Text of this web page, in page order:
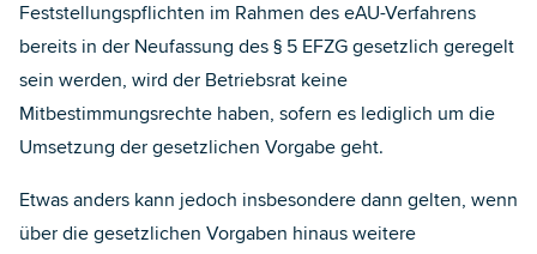
Feststellungspflichten im Rahmen des eAU-Verfahrens
bereits in der Neufassung des § 5 EFZG gesetzlich geregelt
sein werden, wird der Betriebsrat keine
Mitbestimmungsrechte haben, sofern es lediglich um die
Umsetzung der gesetzlichen Vorgabe geht.
Etwas anders kann jedoch insbesondere dann gelten, wenn
über die gesetzlichen Vorgaben hinaus weitere